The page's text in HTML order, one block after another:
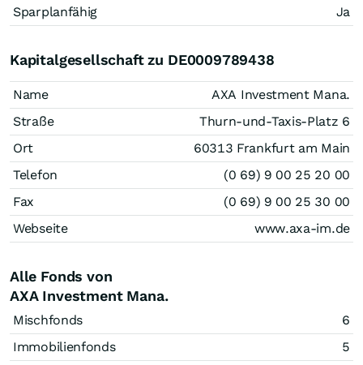
Sparplanfähig
Ja
Kapitalgesellschaft zu DE0009789438
Name
AXA Investment Mana.
Straße
Thurn-und-Taxis-Platz 6
Ort
60313 Frankfurt am Main
Telefon
(0 69) 9 00 25 20 00
Fax
(0 69) 9 00 25 30 00
Webseite
www.axa-im.de
Alle Fonds von
AXA Investment Mana.
Mischfonds
6
Immobilienfonds
5